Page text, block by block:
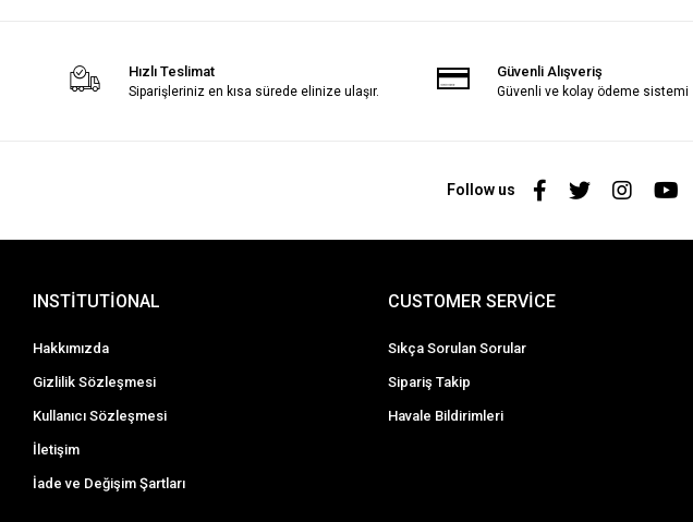
Hızlı Teslimat
Siparişleriniz en kısa sürede elinize ulaşır.
Güvenli Alışveriş
Güvenli ve kolay ödeme sistemi
Follow us
INSTİTUTİONAL
Hakkımızda
Gizlilik Sözleşmesi
Kullanıcı Sözleşmesi
İletişim
İade ve Değişim Şartları
CUSTOMER SERVİCE
Sıkça Sorulan Sorular
Sipariş Takip
Havale Bildirimleri